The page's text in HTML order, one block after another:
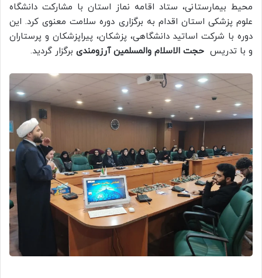
محیط بیمارستانی، ستاد اقامه نماز استان با مشارکت دانشگاه‌
علوم پزشکی استان اقدام به برگزاری دوره سلامت معنوی کرد. این
دوره با شرکت اساتید دانشگاهی‌، پزشکان، پیراپزشکان و پرستاران
و با تدریس حجت الاسلام والمسلمین آرزومندی برگزار گردید.